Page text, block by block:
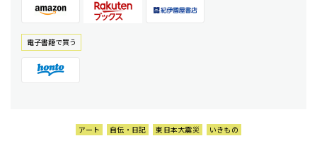
電⼦書籍で買う
アート 自伝・日記 東日本大震災 いきもの